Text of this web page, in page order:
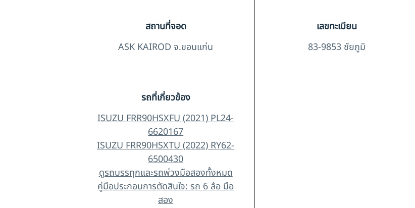
สถานที่จอด
ASK KAIROD จ.ขอนแก่น
เลขทะเบียน
83-9853 ชัยภูมิ
รถที่เกี่ยวข้อง
ISUZU FRR90HSXFU (2021) PL24-
6620167
ISUZU FRR90HSXTU (2022) RY62-
6500430
ดูรถบรรทุกและรถพ่วงมือสองทั้งหมด
คู่มือประกอบการตัดสินใจ: รถ 6 ล้อ มือ
สอง